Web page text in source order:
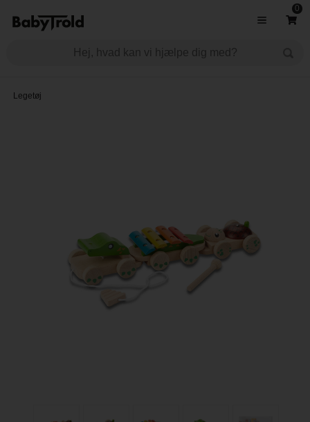
0
Legetøj